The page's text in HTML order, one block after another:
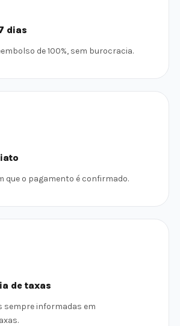
dias
de 100%, sem burocracia.
que o pagamento é confirmado.
de taxas
sempre informadas em